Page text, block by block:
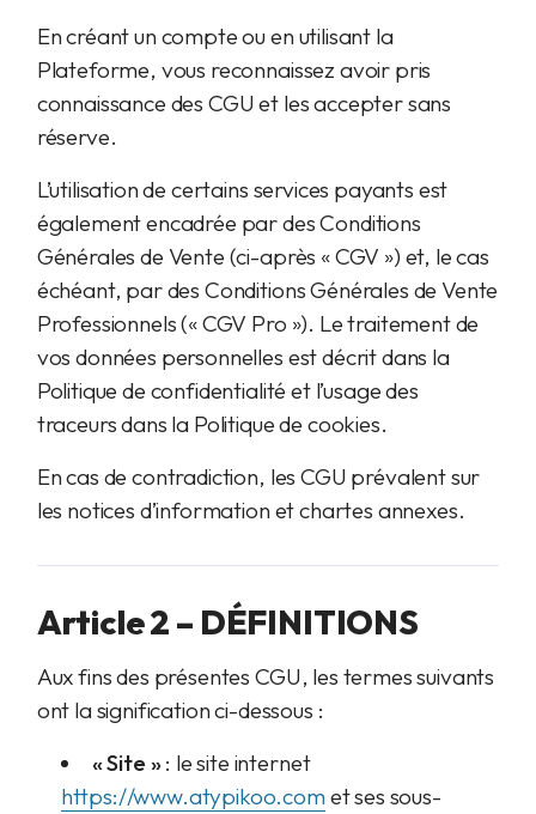
En créant un compte ou en utilisant la
Plateforme, vous reconnaissez avoir pris
connaissance des CGU et les accepter sans
réserve.
L’utilisation de certains services payants est
également encadrée par des Conditions
Générales de Vente (ci-après « CGV ») et, le cas
échéant, par des Conditions Générales de Vente
Professionnels (« CGV Pro »). Le traitement de
vos données personnelles est décrit dans la
Politique de confidentialité et l’usage des
traceurs dans la Politique de cookies.
En cas de contradiction, les CGU prévalent sur
les notices d’information et chartes annexes.
Article 2 – DÉFINITIONS
Aux fins des présentes CGU, les termes suivants
ont la signification ci-dessous :
« Site »: le site internet
https://www.atypikoo.com et ses sous-